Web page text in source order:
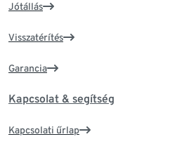
Jótállás
Visszatérítés
Garancia
Kapcsolat & segítség
Kapcsolati űrlap